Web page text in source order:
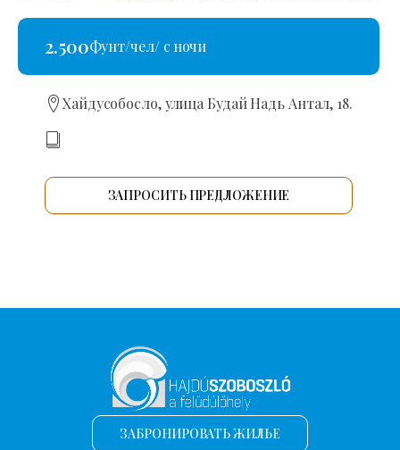
2.500Фунт/чел/ с ночи
Хайдусобосло, улица Будай Надь Антал, 18.
ЗАПРОСИТЬ ПРЕДЛОЖЕНИЕ
ЗАБРОНИРОВАТЬ ЖИЛЬЕ